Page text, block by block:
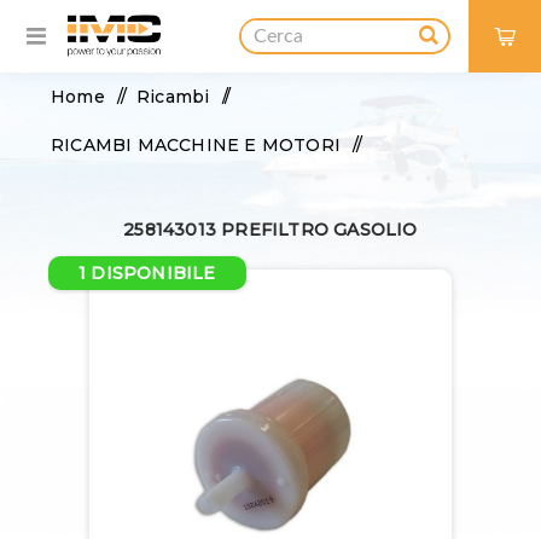
Home / Ricambi /
RICAMBI MACCHINE E MOTORI /
258143013 PREFILTRO GASOLIO
258143013 PREFILTRO GASOLIO
1 DISPONIBILE